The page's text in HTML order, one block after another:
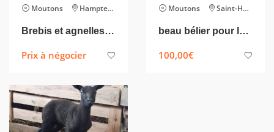
Moutons Hampteau
Brebis et agnelles Texel français x charolais
Prix à négocier
Moutons Saint-Hubert
beau bélier pour la reproduction 2 ans
100,00€